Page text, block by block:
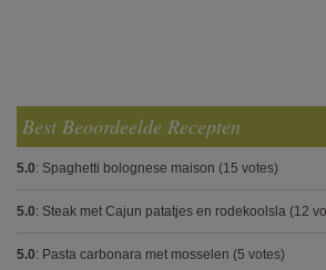
Best Beoordeelde Recepten
5.0: Spaghetti bolognese maison (15 votes)
5.0: Steak met Cajun patatjes en rodekoolsla (12
5.0: Pasta carbonara met mosselen (5 votes)